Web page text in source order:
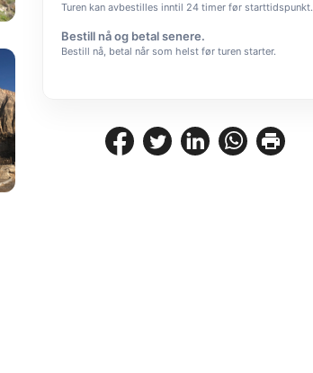
Turen kan avbestilles inntil 24 timer før starttidspunkt.
Bestill nå og betal senere.
Bestill nå, betal når som helst før turen starter.